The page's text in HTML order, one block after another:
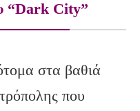
“Dark City”
στα βαθιά
που